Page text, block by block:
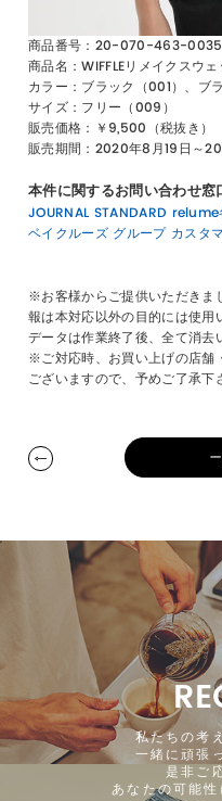
商品番号：20-070-463-
商品名：WIFFLEリメイクスウェ
カラー：ブラック（001）、ブ
サイズ：フリー（009）
販売価格：￥9,500（税抜き）
販売期間：2020年8月19日～
本件に関するお問い合わせ窓
JOURNAL STANDARD relume
ベイクルーズ グループ カスタ
※お客様からご提供いただきま
報は本対応以外の目的には使
データは作業終了後、全て消去
※ご対応時、お買い上げの店舗
ございますので、予めご了承下
私たちの考
一緒に頑張
是非ご
あなたの可能